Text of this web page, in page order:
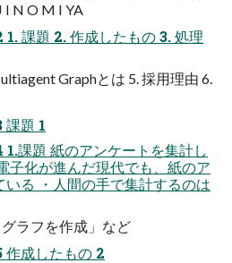
I N O M I YA
課題 2. 作成したもの 3. 処理
Graphとは 5. 採用理由 6.
題 1
課題 紙のアンケートを集計し
子化が進んだ現代でも、紙のア
いる ・人間の手で集計するのは
ラフを作成」など
成したもの 2